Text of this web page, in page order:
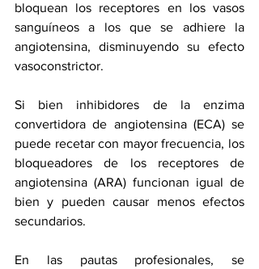
bloquean los receptores en los vasos
sanguíneos a los que se adhiere la
angiotensina, disminuyendo su efecto
vasoconstrictor.
Si bien inhibidores de la enzima
convertidora de angiotensina (ECA) se
puede recetar con mayor frecuencia, los
bloqueadores de los receptores de
angiotensina (ARA) funcionan igual de
bien y pueden causar menos efectos
secundarios.
En las pautas profesionales, se